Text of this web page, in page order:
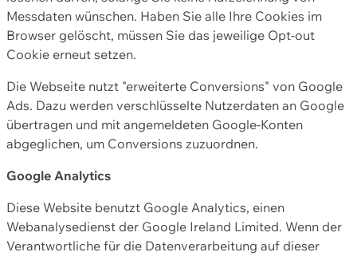
Messdaten wünschen. Haben Sie alle Ihre Cookies im
Browser gelöscht, müssen Sie das jeweilige Opt-out
Cookie erneut setzen.
Die Webseite nutzt "erweiterte Conversions" von Google
Ads. Dazu werden verschlüsselte Nutzerdaten an Google
übertragen und mit angemeldeten Google-Konten
abgeglichen, um Conversions zuzuordnen.
Google Analytics
Diese Website benutzt Google Analytics, einen
Webanalysedienst der Google Ireland Limited. Wenn der
Verantwortliche für die Datenverarbeitung auf dieser